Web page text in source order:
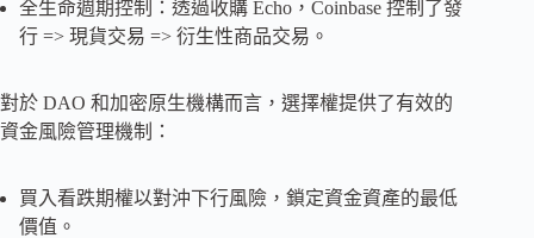
全生命週期控制：透過收購 Echo，Coinbase 控制了發
行 => 現貨交易 => 衍生性商品交易。
對於 DAO 和加密原生機構而言，選擇權提供了有效的
資金風險管理機制：
買入看跌期權以對沖下行風險，鎖定資金資產的最低
價值。